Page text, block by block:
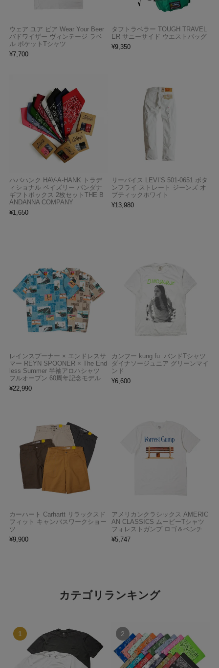
ウェア ユア ビア Wear Your Beer
バドワイザー ヴィンテージ ラベ
ル ポケットTシャツ
¥7,700
タフトラベラー TOUGH TRAVEL
ER サニーサイド ウエストバッグ
¥9,350
ハバハンク HAV-A-HANK トラデ
ィショナル ペイズリー バンダナ
ギフトボックス 2枚セットTHE B
ANDANNA COMPANY
¥1,650
リーバイス LEVI’S 501-0651 ボタ
ンフライ ストレート ジーンズ オ
プティックホワイト
¥13,980
レインスプーナー × エンドレスサ
マー REYN SPOONER × The End
less Summer 半袖アロハシャツ
フルオープン 60周年記念モデル
¥22,990
カンフー kung fu. バンドTシャツ
ダイナソージュニア グリーンマイ
ンド
¥6,600
カーハート Carhartt リラックスド
フィット キャンバスワークショー
ツ
¥9,900
アメリカンクラシックス AMERIC
AN CLASSICS ムービーTシャツ
フォレストガンプ ロゴ＆ベンチ
¥5,747
カテゴリランキング